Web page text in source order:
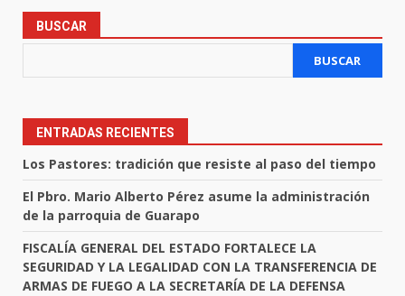
de
entradas
BUSCAR
BUSCAR
ENTRADAS RECIENTES
Los Pastores: tradición que resiste al paso del tiempo
El Pbro. Mario Alberto Pérez asume la administración
de la parroquia de Guarapo
FISCALÍA GENERAL DEL ESTADO FORTALECE LA
SEGURIDAD Y LA LEGALIDAD CON LA TRANSFERENCIA DE
ARMAS DE FUEGO A LA SECRETARÍA DE LA DEFENSA